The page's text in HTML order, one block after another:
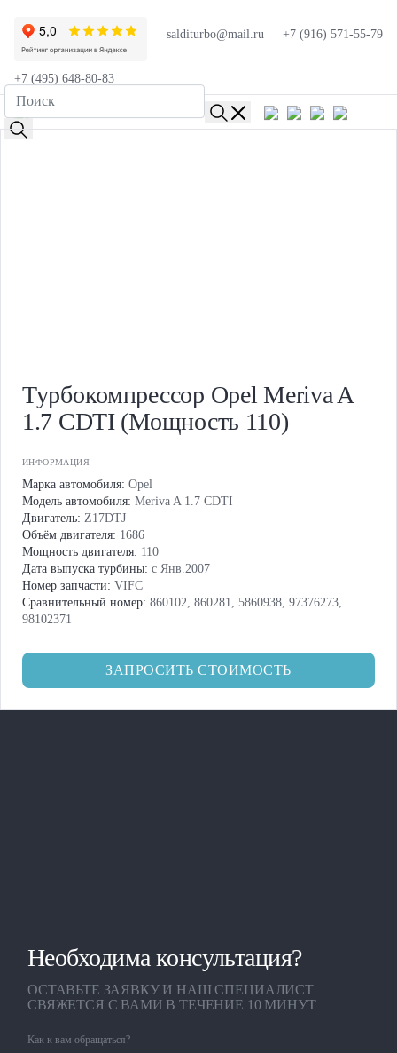
salditurbo@mail.ru +7 (916) 571-55-79
+7 (495) 648-80-83
Турбокомпрессор Opel Meriva A
1.7 CDTI (Мощность 110)
ИНФОРМАЦИЯ
Марка автомобиля: Opel
Модель автомобиля: Meriva A 1.7 CDTI
Двигатель: Z17DTJ
Объём двигателя: 1686
Мощность двигателя: 110
Дата выпуска турбины: с Янв.2007
Номер запчасти: VIFC
Сравнительный номер: 860102, 860281, 5860938, 97376273,
98102371
ЗАПРОСИТЬ СТОИМОСТЬ
Необходима консультация?
ОСТАВЬТЕ ЗАЯВКУ И НАШ СПЕЦИАЛИСТ
СВЯЖЕТСЯ С ВАМИ В ТЕЧЕНИЕ 10 МИНУТ
Как к вам обращаться?